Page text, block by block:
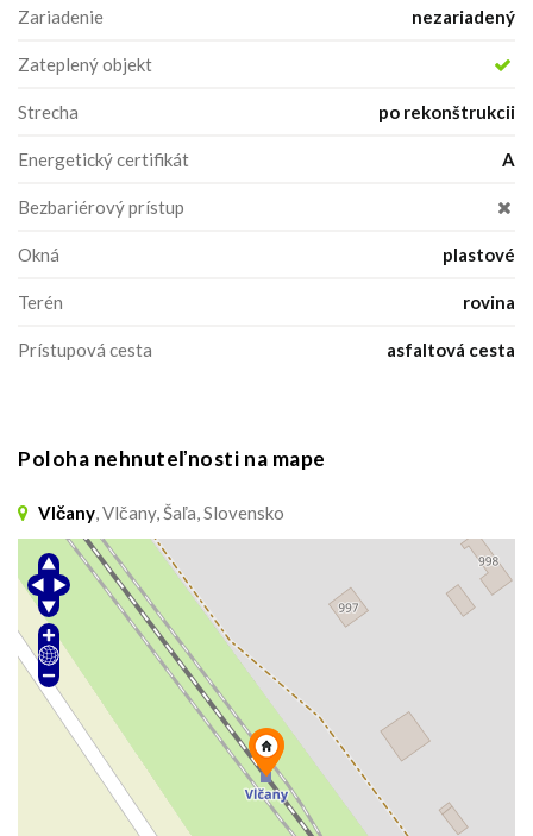
Zariadenie nezariadený
Zateplený objekt
Strecha po rekonštrukcii
Energetický certifikát A
Bezbariérový prístup
Okná plastové
Terén rovina
Prístupová cesta asfaltová cesta
Poloha nehnuteľnosti na mape
Vlčany, Vlčany, Šaľa, Slovensko